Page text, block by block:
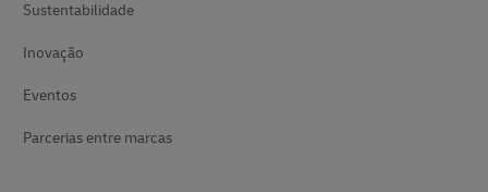
Sustentabilidade
Inovação
Eventos
Parcerias entre marcas